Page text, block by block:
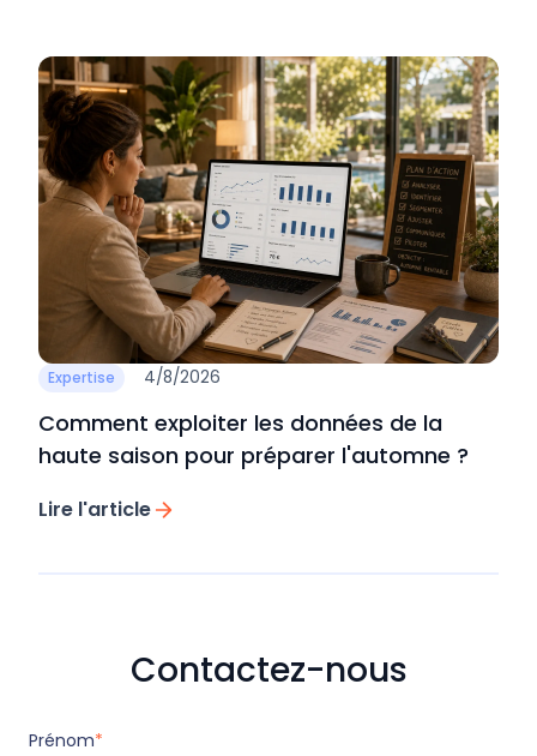
Expertise 4/8/2026
Comment exploiter les données de la
haute saison pour préparer l'automne ?
Lire l'article
Contactez-nous
Prénom*